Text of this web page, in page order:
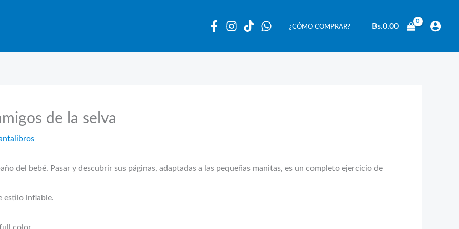
¿CÓMO COMPRAR? Bs.0.00
de la selva
del bebé. Pasar y descubrir sus páginas, adaptadas a las pequeñas manitas, es un completo ejercicio de
estilo inflable.